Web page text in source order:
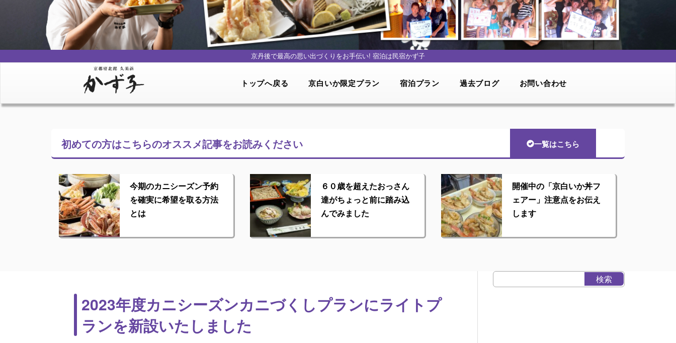
京丹後で最高の思い出づくりをお手伝い! 宿泊は民宿かず子
トップへ戻る 京白いか限定プラン 宿泊プラン 過去ブログ お問い合わせ
初めての方はこちらのオススメ記事をお読みください 一覧はこちら
今期のカニシーズン予約
を確実に希望を取る方法
とは
６０歳を超えたおっさん
達がちょっと前に踏み込
んでみました
開催中の「京白いか丼フ
ェアー」注意点をお伝え
します
2023年度カニシーズンカニづくしプランにライトプ
ランを新設いたしました